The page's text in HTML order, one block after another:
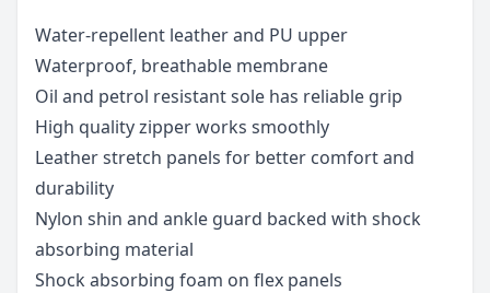
Water-repellent leather and PU upper
Waterproof, breathable membrane
Oil and petrol resistant sole has reliable grip
High quality zipper works smoothly
Leather stretch panels for better comfort and
durability
Nylon shin and ankle guard backed with shock
absorbing material
Shock absorbing foam on flex panels